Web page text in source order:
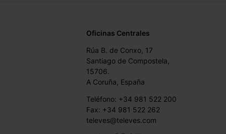
Oficinas Centrales
Rúa B. de Conxo, 17
Santiago de Compostela,
15706.
A Coruña, España
Teléfono: +34 981 522 200
Fax: +34 981 522 262
televes@televes.com